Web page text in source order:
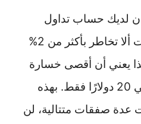
لديك حساب تداول
بقيمة 1000 دولار وقررت ألا تخاطر بأكثر من 2%
يعني أن أقصى خسارة
مسموحة في الصفقة هي 20 دولارًا فقط. بهذه
عدة صفقات متتالية، لن